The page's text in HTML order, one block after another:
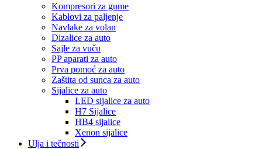
Kompresori za gume
Kablovi za paljenje
Navlake za volan
Dizalice za auto
Sajle za vuču
PP aparati za auto
Prva pomoć za auto
Zaštita od sunca za auto
Sijalice za auto
LED sijalice za auto
H7 Sijalice
HB4 sijalice
Xenon sijalice
Ulja i tečnosti